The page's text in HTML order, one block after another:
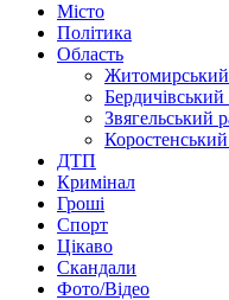
Місто
Політика
Область
Звягельський
ДТП
Кримінал
Гроші
Спорт
Цікаво
Скандали
Фото/Відео